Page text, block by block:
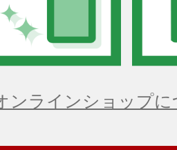
ンラインショップ